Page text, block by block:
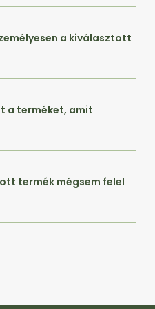
a kiválasztott
a terméket, amit
termék mégsem felel